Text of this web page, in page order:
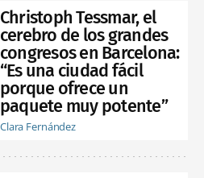
Christoph Tessmar, el
cerebro de los grandes
congresos en Barcelona:
“Es una ciudad fácil
porque ofrece un
paquete muy potente”
Clara Fernández